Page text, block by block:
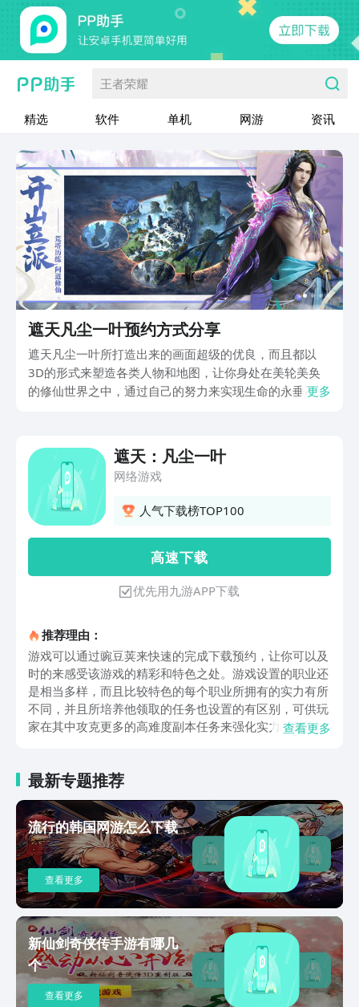
王者荣耀
精选 软件 单机 网游 资讯
遮天凡尘一叶预约方式分享
遮天凡尘一叶所打造出来的画面超级的优良，而且都以
3D的形式来塑造各类人物和地图，让你身处在美轮美奂
的修仙世界之中，通过自己的努力来实现生命的永垂不
你快速的得到满足。
更多
遮天：凡尘一叶
网络游戏
人气下载榜TOP100
高 速 下 载
优先用九游APP下载
推荐理由：
游戏可以通过豌豆荚来快速的完成下载预约，让你可以及
时的来感受该游戏的精彩和特色之处。游戏设置的职业还
是相当多样，而且比较特色的每个职业所拥有的实力有所
不同，并且所培养他领取的任务也设置的有区别，可供玩
家在其中攻克更多的高难度副本任务来强化实力，领取到
化的。设置了单打独斗的单兵作战游戏模式，玩家可以使
用自身的实力来解决更多的个人副本任务要求，挑战起来
的滋味还是特别有意思的，同时还拥有着团战的玩法，可
以与更多的小伙伴们结成联盟来挑战更多劲爽的团战副
本，这种玩法能够让你获取到更多的互动式游戏乐趣。游
戏所配置的主线剧情也是十分有意思的，能够通过不断的
完成任务来进行持续推进，感受到更多原汁原味的故事情
节，玩起来欢乐无穷。此外所配置的探索音效也是特别好
听的，让你可以全身心的放松来进行更加有趣的换修仙体
验，玩起来绝对让你欲罢不能。上述的内容分享便是遮天
凡尘一叶预约教程的所有详情了。你可以选择任何一个角
色来进行一路的历练操作，通过不断的努力来击杀更多的
对手，获取到海量的资源，让自己变得更加强大。总的来
查看更多
最新专题推荐
流行的韩国网游怎么下载
查看更多
新仙剑奇侠传手游有哪几
个
查看更多